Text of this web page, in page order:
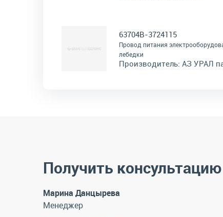
63704В-3724115
Провод питания
лебедки
Производитель: АЗ УРАЛ
Получить консультацию
Марина Данцырева
Менеджер